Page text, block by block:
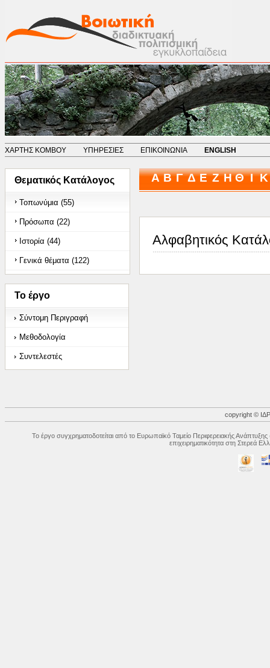
ΧΑΡΤΗΣ ΚΟΜΒΟΥ ΥΠΗΡΕΣΙΕΣ ΕΠΙΚΟΙΝΩΝΙΑ ENGLISH
Θεματικός Κατάλογος
Τοπωνύμια (55)
Πρόσωπα (22)
Ιστορία (44)
Γενικά θέματα (122)
Το έργο
Σύντομη Περιγραφή
Μεθοδολογία
Συντελεστές
Α Β Γ Δ Ε Ζ Η Θ Ι Κ
Αλφαβητικός
copyright ©
Το έργο συγχρηματοδοτείται από το Ευρωπαϊκό Ταμείο Περιφερειακής
επιχειρηματικότητα στη Στερεά